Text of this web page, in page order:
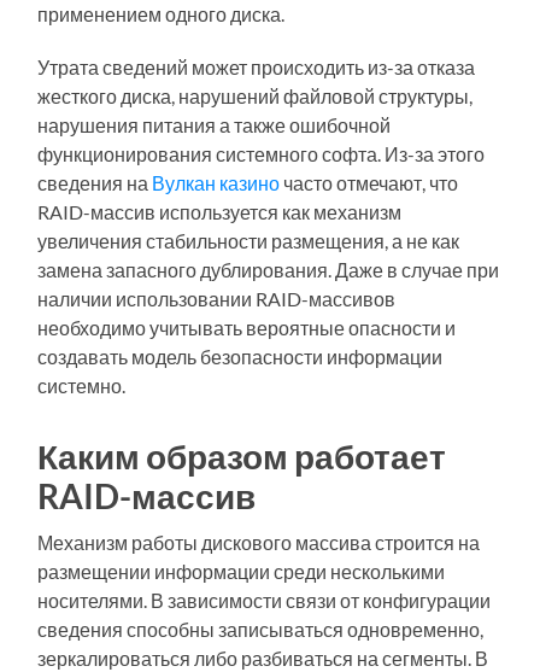
применением одного диска.
Утрата сведений может происходить из-за отказа
жесткого диска, нарушений файловой структуры,
нарушения питания а также ошибочной
функционирования системного софта. Из-за этого
сведения на Вулкан казино часто отмечают, что
RAID-массив используется как механизм
увеличения стабильности размещения, а не как
замена запасного дублирования. Даже в случае при
наличии использовании RAID-массивов
необходимо учитывать вероятные опасности и
создавать модель безопасности информации
системно.
Каким образом работает
RAID-массив
Механизм работы дискового массива строится на
размещении информации среди несколькими
носителями. В зависимости связи от конфигурации
сведения способны записываться одновременно,
зеркалироваться либо разбиваться на сегменты. В